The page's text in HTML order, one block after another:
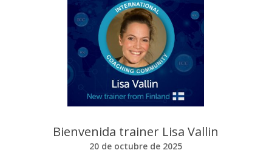
Bienvenida trainer Lisa Vallin
20 de octubre de 2025